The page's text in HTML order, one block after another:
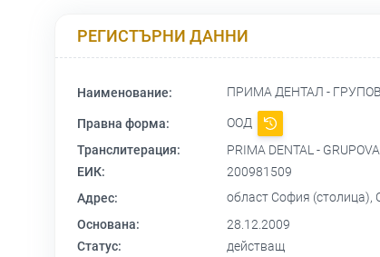
РЕГИСТЪРНИ ДАННИ
Наименование: ПРИМА ДЕНТАЛ -
Правна форма:
ООД
Транслитерация:
PRIMA DENTAL -
ЕИК:
200981509
Адрес:
област София
Основана:
28.12.2009
Статус:
действащ